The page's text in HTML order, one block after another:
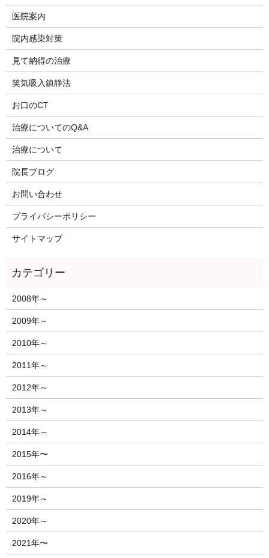
医院案内
院内感染対策
見て納得の治療
笑気吸入鎮静法
お口のCT
治療についてのQ&A
治療について
院長ブログ
お問い合わせ
プライバシーポリシー
サイトマップ
2008年～
2009年～
2010年～
2011年～
2012年～
2013年～
2014年～
2015年〜
2016年～
2019年～
2020年～
2021年〜